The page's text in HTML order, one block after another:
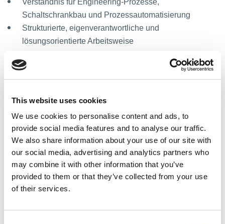
This website uses cookies
We use cookies to personalise content and ads, to
provide social media features and to analyse our traffic.
We also share information about your use of our site with
our social media, advertising and analytics partners who
may combine it with other information that you’ve
provided to them or that they’ve collected from your use
of their services.
Verständnis für Engineering-Prozesse,
Schaltschrankbau und Prozessautomatisierung
Strukturierte, eigenverantwortliche und
lösungsorientierte Arbeitsweise
Kunden- und Dienstleistungsorientierung
sowie sicheres Auftreten gegenüber Kunden
Das erwartet Dich:
Entwicklungsmöglichkeiten innerhalb des Konzerns
Unbefristeter Arbeitsvertrag
30 Tage Urlaub
Flexible Arbeitszeiten und großer Handlungsspielraum
Individuelle Förderung und Weiterbildung
Kurze Entscheidungswege, flache
Job-Rad